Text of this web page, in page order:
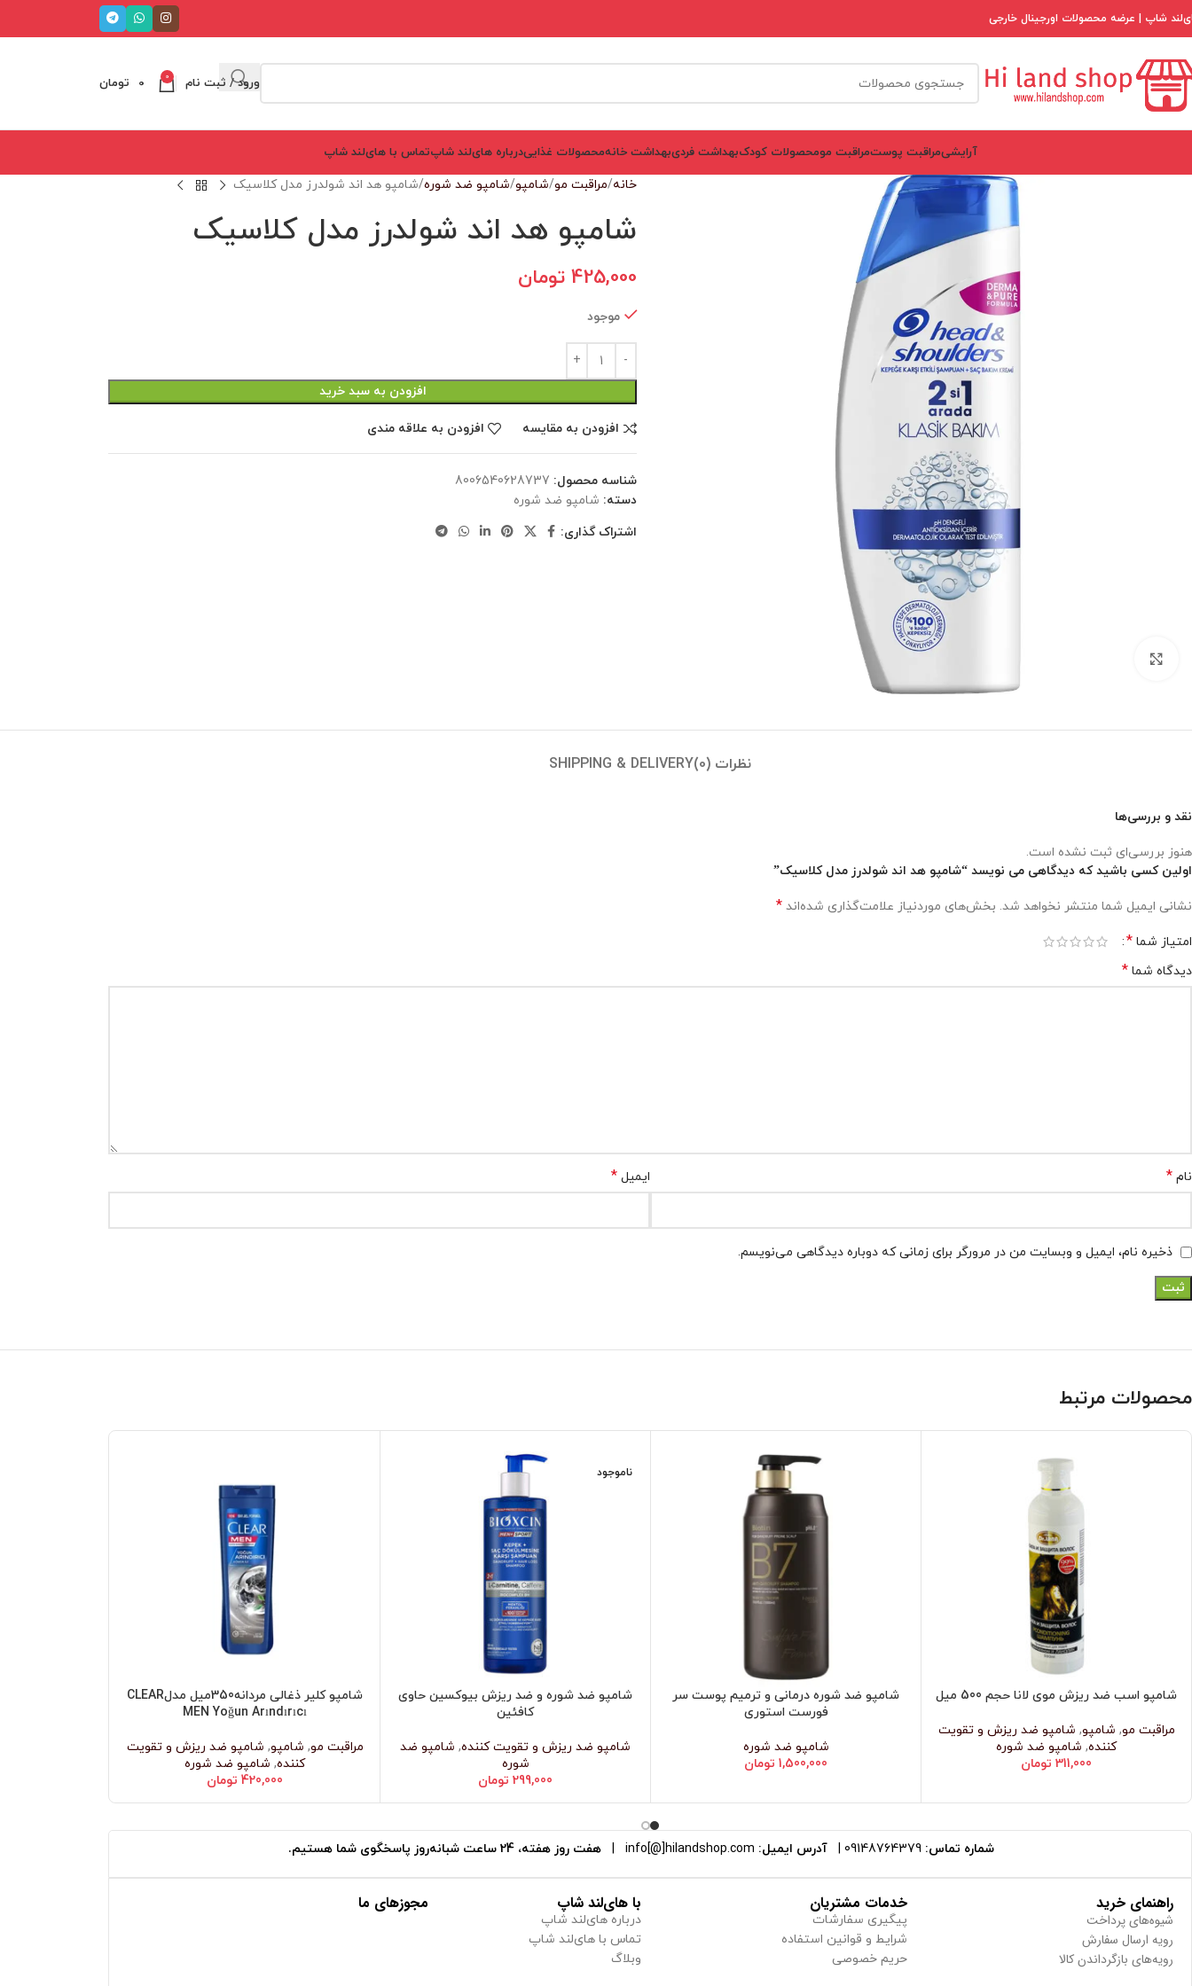
شاپ | عرضه محصولات اورجینال خارجی
ورود / ثبت نام 0
0 تومان
آرایشیمراقبت پوستمراقبت مومحصولات کودکبهداشت فردیبهداشت خانهمحصولات غذاییدرباره های‌لند شاپتماس با های‌لند شاپ
خانه مراقبت مو شامپو شامپو ضد شوره شامپو هد اند شولدرز مدل کلاسیک
شامپو هد اند شولدرز مدل کلاسیک
425,000 تومان
موجود
افزودن به سبد خرید
افزودن به مقایسه افزودن به علاقه مندی
شناسه محصول: 8006540628737
دسته: شامپو ضد شوره
اشتراک گذاری:
نظرات (0) SHIPPING & DELIVERY
نقد و بررسی‌ها
هنوز بررسی‌ای ثبت نشده است.
اولین کسی باشید که دیدگاهی می نویسد “شامپو هد اند شولدرز مدل کلاسیک”
نشانی ایمیل شما منتشر نخواهد شد. بخش‌های موردنیاز علامت‌گذاری شده‌اند *
امتیاز شما *
دیدگاه شما *
نام * ایمیل *
ذخیره نام، ایمیل و وبسایت من در مرورگر برای زمانی که دوباره دیدگاهی می‌نویسم.
محصولات مرتبط
افزودن به سبد خرید
شامپو اسب ضد ریزش موی لانا حجم 500 میل
مراقبت مو, شامپو, شامپو ضد ریزش و تقویت
کننده, شامپو ضد شوره
311,000 تومان
افزودن به سبد خرید
شامپو ضد شوره درمانی و ترمیم پوست سر
فورست استوری
شامپو ضد شوره
1,500,000 تومان
ناموجود
اطلاعات بیشتر
شامپو ضد شوره و ضد ریزش بیوکسین حاوی
کافئین
شامپو ضد ریزش و تقویت کننده, شامپو ضد
شوره
299,000 تومان
افزودن به سبد خرید
شامپو کلیر ذغالی مردانه350میل مدلCLEAR
MEN Yoğun Arındırıcı
مراقبت مو, شامپو, شامپو ضد ریزش و تقویت
کننده, شامپو ضد شوره
420,000 تومان
شماره تماس: 09148764379 آدرس ایمیل: info[@]hilandshop.com هفت روز هفته، 24 ساعت شبانه‌روز پاسخگوی شما هستیم.
راهنمای خرید
شیوه‌های پرداخت
رویه ارسال سفارش
رویه‌های بازگرداندن کالا
خدمات مشتریان
پیگیری سفارشات
شرایط و قوانین استفاده
حریم خصوصی
با های‌لند شاپ
درباره های‌لند شاپ
تماس با های‌لند شاپ
وبلاگ
مجوزهای ما